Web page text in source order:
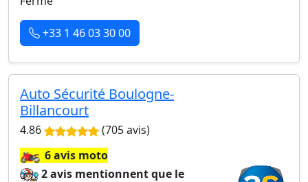
+33 1 46 03 30 00
Auto Sécurité Boulogne-
Billancourt
4.86 (705 avis)
🏍️6 avis moto
2 avis mentionnent que le